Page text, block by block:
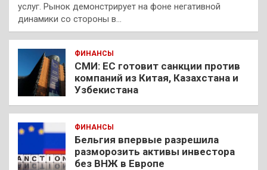
услуг. Рынок демонстрирует на фоне негативной
динамики со стороны в…
ФИНАНСЫ
СМИ: ЕС готовит санкции против
компаний из Китая, Казахстана и
Узбекистана
ФИНАНСЫ
Бельгия впервые разрешила
разморозить активы инвестора
без ВНЖ в Европе